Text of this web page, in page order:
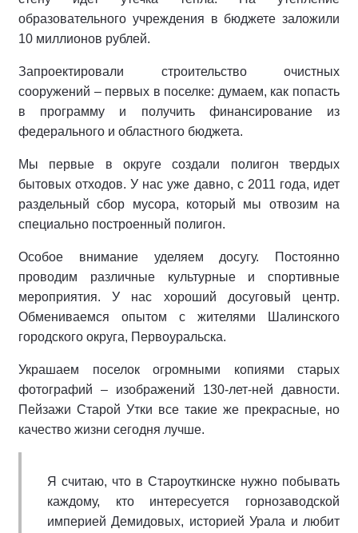
образовательного учреждения в бюджете заложили
10 миллионов рублей.
Запроектировали строительство очистных
сооружений – первых в поселке: думаем, как попасть
в программу и получить финансирование из
федерального и областного бюджета.
Мы первые в округе создали полигон твердых
бытовых отходов. У нас уже давно, с 2011 года, идет
раздельный сбор мусора, который мы отвозим на
специально построенный полигон.
Особое внимание уделяем досугу. Постоянно
проводим различные культурные и спортивные
мероприятия. У нас хороший досуговый центр.
Обмениваемся опытом с жителями Шалинского
городского округа, Первоуральска.
Украшаем поселок огромными копиями старых
фотографий – изображений 130-лет-ней давности.
Пейзажи Старой Утки все такие же прекрасные, но
качество жизни сегодня лучше.
Я считаю, что в Староуткинске нужно побывать
каждому, кто интересуется горнозаводской
империей Демидовых, историей Урала и любит